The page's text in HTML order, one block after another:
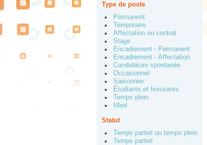
Type de poste
Permanent
Temporaire
Affectation ou contrat
Stage
Encadrement - Permanent
Encadrement - Affectation
Candidature spontanée
Occasionnel
Saisonnier
Étudiants et finissants
Temps plein
filled
Statut
Temps partiel ou temps plein
Temps partiel